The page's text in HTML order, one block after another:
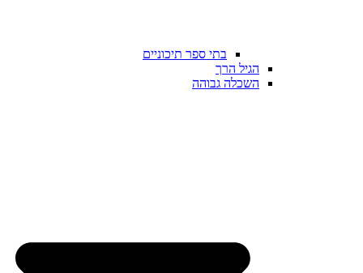
בתי ספר תיכוניים
הגיל הרך
השכלה גבוהה